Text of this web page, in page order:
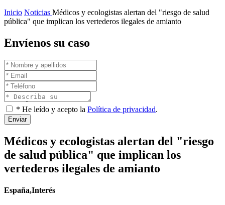
Inicio Noticias Médicos y ecologistas alertan del "riesgo de salud
pública" que implican los vertederos ilegales de amianto
Envíenos su caso
* He leído y acepto la Política de privacidad.
Enviar
Médicos y ecologistas alertan del "riesgo
de salud pública" que implican los
vertederos ilegales de amianto
España,Interés